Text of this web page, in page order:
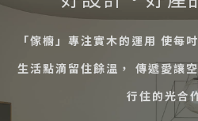
「傢櫥」專注實木的運用 使每
生活點滴留住餘溫， 傳遞愛讓
行住的光合